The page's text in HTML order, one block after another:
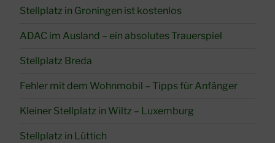
Stellplatz in Groningen ist kostenlos
ADAC im Ausland – ein absolutes Trauerspiel
Stellplatz Breda
Fehler mit dem Wohnmobil – Tipps für Anfänger
Kleiner Stellplatz in Wiltz – Luxemburg
Stellplatz in Lüttich